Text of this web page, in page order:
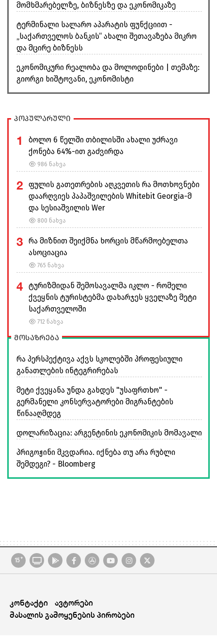
მომხმარებელზე, ბიზნესზე და ეკონომიკაზე
ტერმინალი სალარო აპარატის ფუნქციით -
„საქართველოს ბანკის“ ახალი შეთავაზება მიკრო
და მცირე ბიზნესს
ეკონომიკური რეალობა და მოლოდინები | თემაზე:
გიორგი ხიშტოვანი, ეკონომისტი
პოპულარული
1
ბოლო 6 წელში თბილისში ახალი უძრავი
ქონება 64%-ით გაძვირდა
986 ნახვა
2
ფულის გათეთრების აღკვეთის რა მოთხოვნები
დაარღვიეს პაპაშვილების Whitebit Georgia-მ
და სესიაშვილის Wer
800 ნახვა
3
რა მიზნით შეიქმნა ხორცის მწარმოებელთა
ასოციაცია
765 ნახვა
4
ტურიზმიდან შემოსავალმა იკლო - რომელი
ქვეყნის ტურისტებმა დახარჯეს ყველაზე მეტი
საქართველოში
712 ნახვა
მოსაზრება
რა პერსპექტივა აქვს სკოლებში პროფესიული
განათლების ინტეგრირებას
მეტი ქვეყანა უნდა გახდეს "უსაფრთხო" -
გერმანელი კონსერვატორები მიგრანტების
წინააღმდეგ
დოლარიზაცია: არგენტინის ეკონომიკის მომავალი
პრიგოჟინი მკვდარია. იქნება თუ არა რუბლი
შემდეგი? - Bloomberg
15+
კონტაქტი
ავტორები
მასალის გამოყენების პირობები